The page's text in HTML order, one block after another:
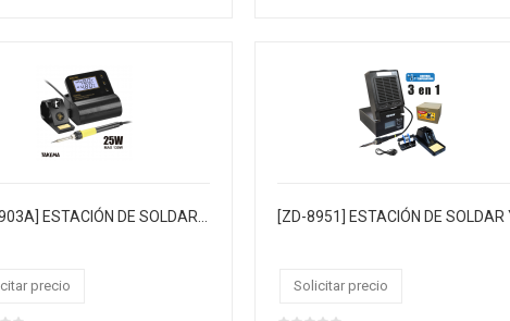
[ZD-8903A] ESTACIÓN DE SOLDAR con pantalla LCD plegable
precio Solicitar precio